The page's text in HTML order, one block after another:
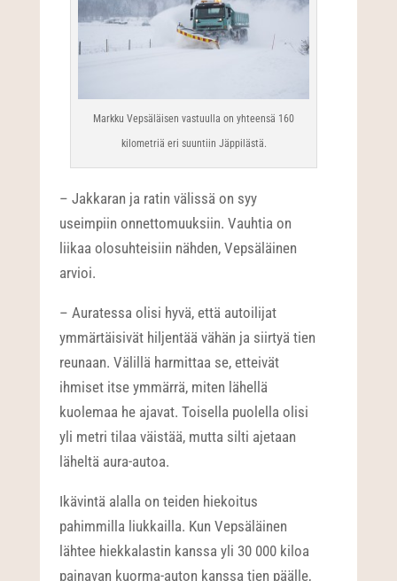
Markku Vepsäläisen vastuulla on yhteensä 160
kilometriä eri suuntiin Jäppilästä.
– Jakkaran ja ratin välissä on syy
useimpiin onnettomuuksiin. Vauhtia on
liikaa olosuhteisiin nähden, Vepsäläinen
arvioi.
– Auratessa olisi hyvä, että autoilijat
ymmärtäisivät hiljentää vähän ja siirtyä tien
reunaan. Välillä harmittaa se, etteivät
ihmiset itse ymmärrä, miten lähellä
kuolemaa he ajavat. Toisella puolella olisi
yli metri tilaa väistää, mutta silti ajetaan
läheltä aura-autoa.
Ikävintä alalla on teiden hiekoitus
pahimmilla liukkailla. Kun Vepsäläinen
lähtee hiekkalastin kanssa yli 30 000 kiloa
painavan kuorma-auton kanssa tien päälle,